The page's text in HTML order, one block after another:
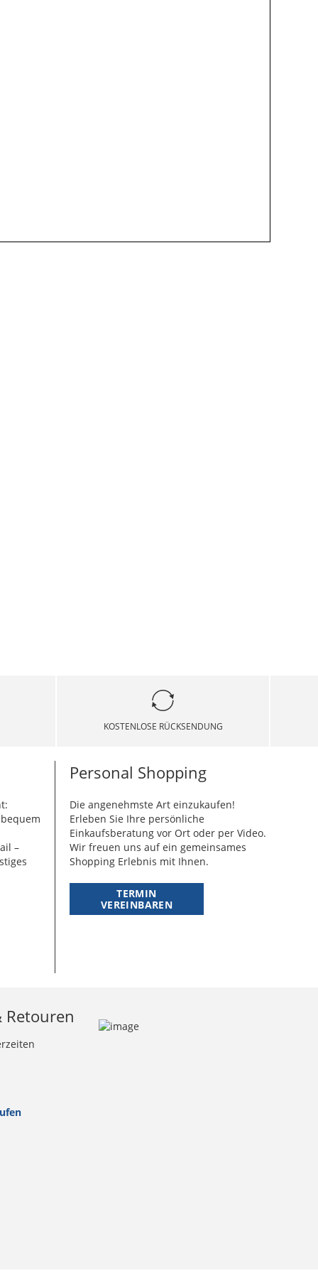
KOSTENLOSE RÜCKSENDUNG
–
Personal Shopping
Die angenehmste Art einzukaufen!
Erleben Sie Ihre persönliche
Einkaufsberatung vor Ort oder per Video.
Wir freuen uns auf ein gemeinsames
Shopping Erlebnis mit Ihnen.
TERMIN
VEREINBAREN
Retouren